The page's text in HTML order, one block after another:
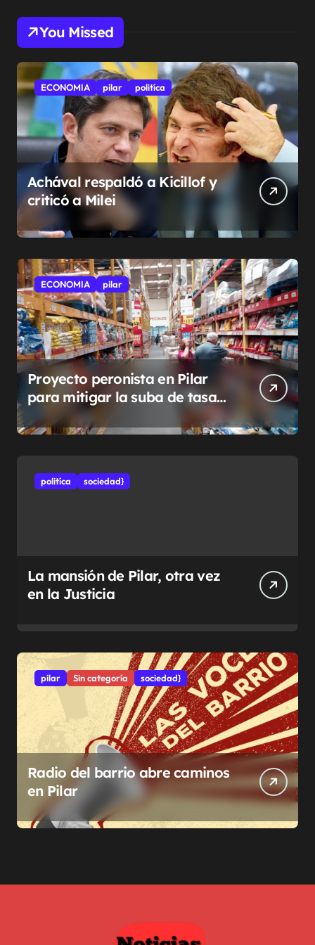
You Missed
ECONOMIA pilar politíca
Achával respaldó a Kicillof y
criticó a Milei
ECONOMIA pilar
Proyecto peronista en Pilar
para mitigar la suba de tasas
municipales
politíca sociedad}
La mansión de Pilar, otra vez
en la Justicia
pilar Sin categoría sociedad}
Radio del barrio abre caminos
en Pilar